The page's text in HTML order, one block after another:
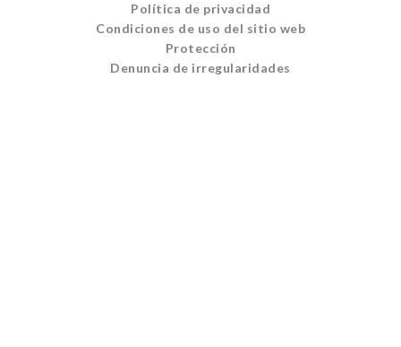
Política de privacidad
Condiciones de uso del sitio web
Protección
Denuncia de irregularidades